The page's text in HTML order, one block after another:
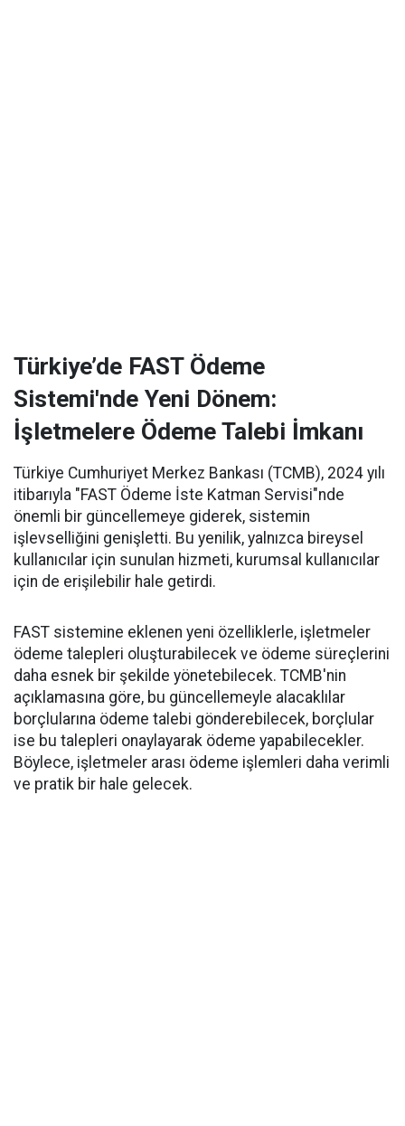
Türkiye’de FAST Ödeme
Sistemi'nde Yeni Dönem:
İşletmelere Ödeme Talebi İmkanı
Türkiye Cumhuriyet Merkez Bankası (TCMB), 2024 yılı
itibarıyla "FAST Ödeme İste Katman Servisi"nde
önemli bir güncellemeye giderek, sistemin
işlevselliğini genişletti. Bu yenilik, yalnızca bireysel
kullanıcılar için sunulan hizmeti, kurumsal kullanıcılar
için de erişilebilir hale getirdi.
FAST sistemine eklenen yeni özelliklerle, işletmeler
ödeme talepleri oluşturabilecek ve ödeme süreçlerini
daha esnek bir şekilde yönetebilecek. TCMB'nin
açıklamasına göre, bu güncellemeyle alacaklılar
borçlularına ödeme talebi gönderebilecek, borçlular
ise bu talepleri onaylayarak ödeme yapabilecekler.
Böylece, işletmeler arası ödeme işlemleri daha verimli
ve pratik bir hale gelecek.